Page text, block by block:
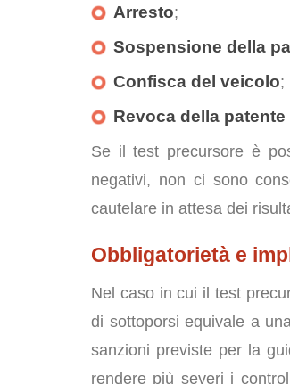
Arresto;
Sospensione della
Confisca del veicolo;
Revoca della patente
Se il test precursore è
negativi, non ci sono
cautelare in attesa dei
Obbligatorietà e
Nel caso in cui il test
di sottoporsi equivale a
sanzioni previste per la
rendere più severi i